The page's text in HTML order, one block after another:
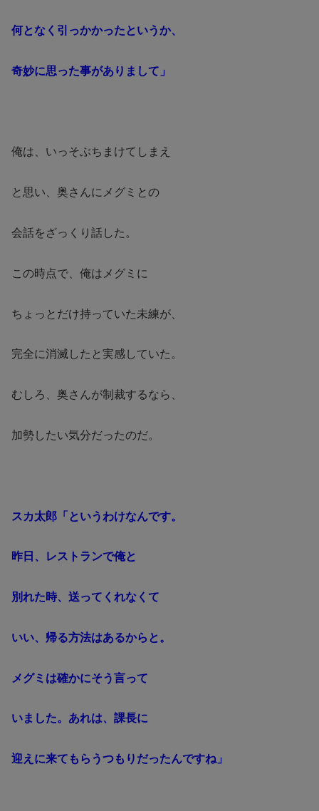
何となく引っかかったというか、
奇妙に思った事がありまして」
俺は、いっそぶちまけてしまえ
と思い、奥さんにメグミとの
会話をざっくり話した。
この時点で、俺はメグミに
ちょっとだけ持っていた未練が、
完全に消滅したと実感していた。
むしろ、奥さんが制裁するなら、
加勢したい気分だったのだ。
スカ太郎「というわけなんです。
昨日、レストランで俺と
別れた時、送ってくれなくて
いい、帰る方法はあるからと。
メグミは確かにそう言って
いました。あれは、課長に
迎えに来てもらうつもりだったんですね」